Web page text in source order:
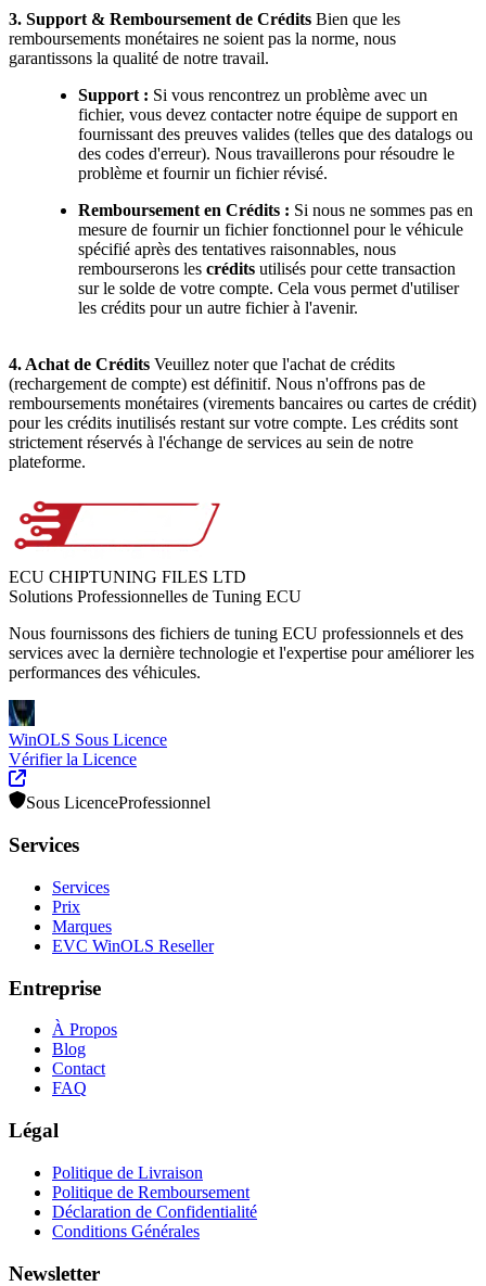
3. Support & Remboursement de Crédits Bien que les
remboursements monétaires ne soient pas la norme, nous
garantissons la qualité de notre travail.
Support : Si vous rencontrez un problème avec un
fichier, vous devez contacter notre équipe de support en
fournissant des preuves valides (telles que des datalogs ou
des codes d'erreur). Nous travaillerons pour résoudre le
problème et fournir un fichier révisé.
Remboursement en Crédits : Si nous ne sommes pas en
mesure de fournir un fichier fonctionnel pour le véhicule
spécifié après des tentatives raisonnables, nous
rembourserons les crédits utilisés pour cette transaction
sur le solde de votre compte. Cela vous permet d'utiliser
les crédits pour un autre fichier à l'avenir.
4. Achat de Crédits Veuillez noter que l'achat de crédits
(rechargement de compte) est définitif. Nous n'offrons pas de
remboursements monétaires (virements bancaires ou cartes de crédit)
pour les crédits inutilisés restant sur votre compte. Les crédits sont
strictement réservés à l'échange de services au sein de notre
plateforme.
ECU CHIPTUNING FILES LTD
Solutions Professionnelles de Tuning ECU
Nous fournissons des fichiers de tuning ECU professionnels et des
services avec la dernière technologie et l'expertise pour améliorer les
performances des véhicules.
WinOLS Sous Licence
Vérifier la Licence
Sous LicenceProfessionnel
Services
Services
Prix
Marques
EVC WinOLS Reseller
Entreprise
À Propos
Blog
Contact
FAQ
Légal
Politique de Livraison
Politique de Remboursement
Déclaration de Confidentialité
Conditions Générales
Newsletter